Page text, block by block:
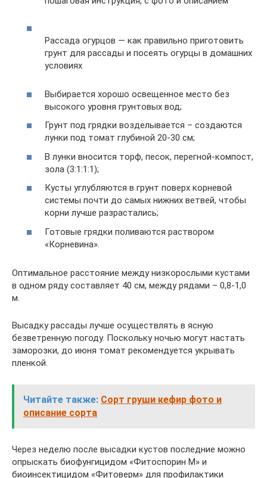
Рассада огурцов — как правильно приготовить
грунт для рассады и посеять огурцы в домашних
условиях
Выбирается хорошо освещенное место без
высокого уровня грунтовых вод;
Грунт под грядки возделывается – создаются
лунки под томат глубиной 20-30 см;
В лунки вносится торф, песок, перегной-компост,
зола (3:1:1:1);
Кусты углубляются в грунт поверх корневой
системы почти до самых нижних ветвей, чтобы
корни лучше разрастались;
Готовые грядки поливаются раствором
«Корневина».
Оптимальное расстояние между низкорослыми кустами
в одном ряду составляет 40 см, между рядами – 0,8-1,0
м.
Высадку рассады лучше осуществлять в ясную
безветренную погоду. Поскольку ночью могут настать
заморозки, до июня томат рекомендуется укрывать
пленкой.
Читайте также: Сорт груши кефир фото и
описание сорта
Через неделю после высадки кустов последние можно
опрыскать биофунгицидом «Фитоспорин М» и
биоинсектицидом «Фитоверм» для профилактики